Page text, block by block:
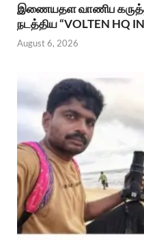
இணையதள வாணிப
நடத்திய “VOLTEN HQ
August 6, 2026